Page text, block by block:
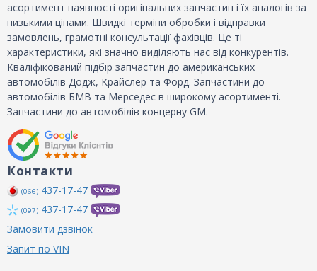
асортимент наявності оригінальних запчастин і їх аналогів за
низькими цінами. Швидкі терміни обробки і відправки
замовлень, грамотні консультації фахівців. Це ті
характеристики, які значно виділяють нас від конкурентів.
Кваліфікований підбір запчастин до американських
автомобілів Додж, Крайслер та Форд. Запчастини до
автомобілів БМВ та Мерседес в широкому асортименті.
Запчастини до автомобілів концерну GM.
Контакти
(066) 437-17-47
(097) 437-17-47
Замовити дзвінок
Запит по VIN